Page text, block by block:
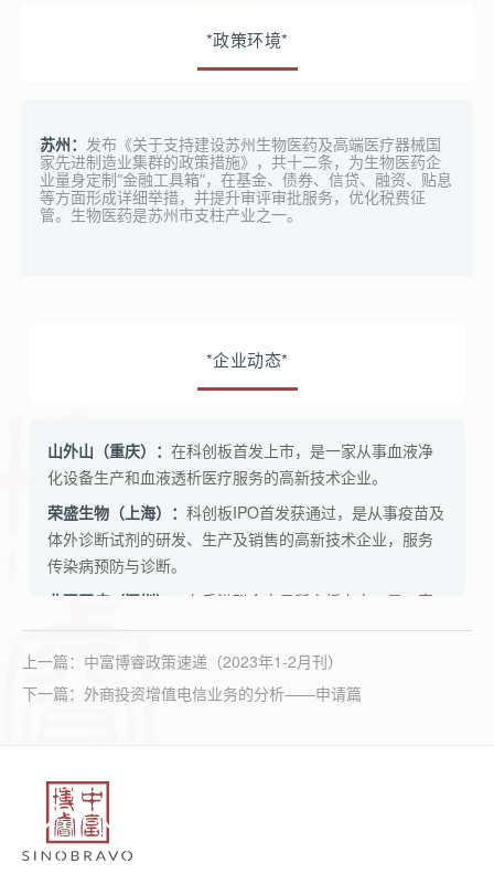
拟香港H股IPO上市，已在中国证监会递交申
请，是一家智能网联驾驶测试与评价服务商。
*政策环境*
苏州：
发布《关于支持建设苏州生物医药及高端医疗器械国
家先进制造业集群的政策措施》，共十二条，为生物医药企
业量身定制“金融工具箱”，在基金、债券、信贷、融资、贴息
等方面形成详细举措，并提升审评审批服务，优化税费征
管。生物医药是苏州市支柱产业之一。
*企业动态*
山外山（重庆）： 在科创板首发上市，是一家从事血液净
化设备生产和血液透析医疗服务的高新技术企业。
荣盛生物（上海）： 科创板IPO首发获通过，是从事疫苗及
体外诊断试剂的研发、生产及销售的高新技术企业，服务
传染病预防与诊断。
业聚医疗（深圳）：
在香港联合交易所主板上市，是一家
血管介入医疗器械创新企业。
齐碳科技（成都）：获7亿元C轮融资，由美团领投，是我
国首家自主研发出纳米孔基因测序仪并开启商业化的企
务商，包括治疗EBV相关肿瘤（如鼻咽癌）的mRNA药物、
治疗肝癌的mRNA药物、新型冠状病毒变异株mRNA疫苗，
以及新型佐剂。
华先医药（深圳）：
上一篇： 中富博睿政策速递（2023年1-2月刊）
下一篇： 外商投资增值电信业务的分析——申请篇